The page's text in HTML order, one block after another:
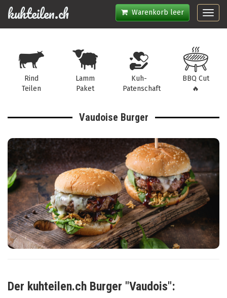
Warenkorb leer
kuhteilen.ch
Rind
Teilen
Lamm
Paket
Kuh-
Patenschaft
BBQ Cut
🔥
Vaudoise Burger
Der kuhteilen.ch Burger "Vaudois":